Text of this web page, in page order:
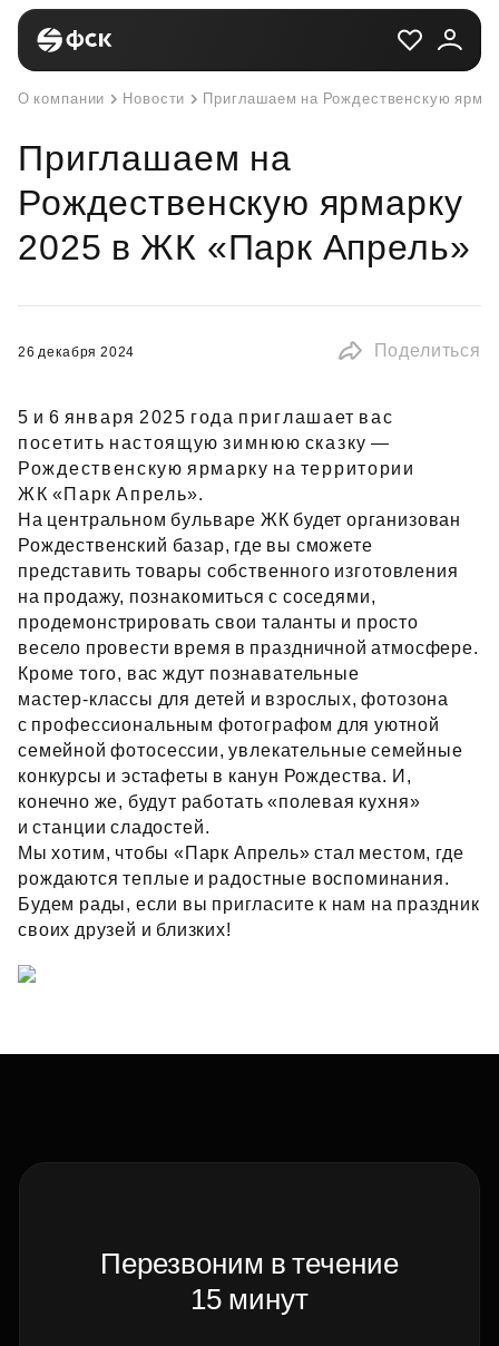
О компании Новости Приглашаем на Рождественскую
Приглашаем на
Рождественскую ярмарку
2025 в ЖК «Парк Апрель»
26 декабря 2024 Поделиться
5 и 6 января 2025 года приглашает вас
посетить настоящую зимнюю сказку —
Рождественскую ярмарку на территории
ЖК «Парк Апрель».
На центральном бульваре ЖК будет организован
Рождественский базар, где вы сможете
представить товары собственного изготовления
на продажу, познакомиться с соседями,
продемонстрировать свои таланты и просто
весело провести время в праздничной атмосфере.
Кроме того, вас ждут познавательные
мастер‑классы для детей и взрослых, фотозона
с профессиональным фотографом для уютной
семейной фотосессии, увлекательные семейные
конкурсы и эстафеты в канун Рождества. И,
конечно же, будут работать «полевая кухня»
и станции сладостей.
Мы хотим, чтобы «Парк Апрель» стал местом, где
рождаются теплые и радостные воспоминания.
Будем рады, если вы пригласите к нам на праздник
своих друзей и близких!
Перезвоним в течение
15 минут